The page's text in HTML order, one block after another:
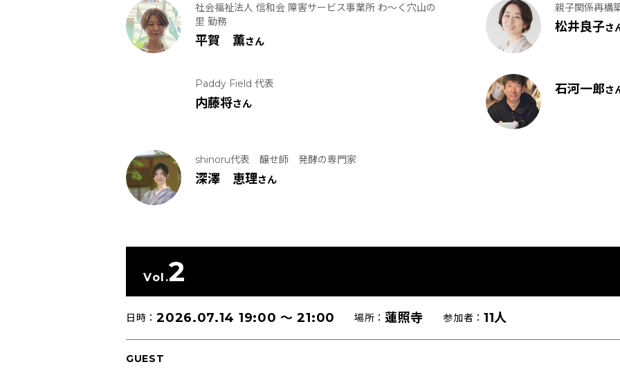
社会福祉法人 信和会 障害サービス事業所 わ～く穴山の
里 勤務
平賀 薫さん
親子関係再構
松井良子さ
Paddy Field 代表
内藤将さん
石河一郎さ
shinoru代表 醸せ師 発酵の専門家
深澤 恵理さん
Vol.2
日時：2026.07.14 19:00〜 21:00 場所： 蓮照寺 参加者： 11人
GUEST